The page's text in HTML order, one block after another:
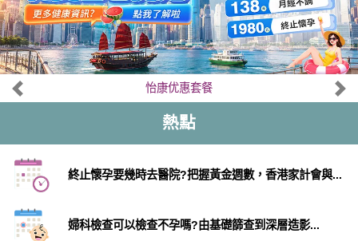
怡康优惠套餐
熱點
終止懷孕要幾時去醫院?把握黃金週數，香港家計會與...
婦科檢查可以檢查不孕嗎?由基礎篩查到深層造影...